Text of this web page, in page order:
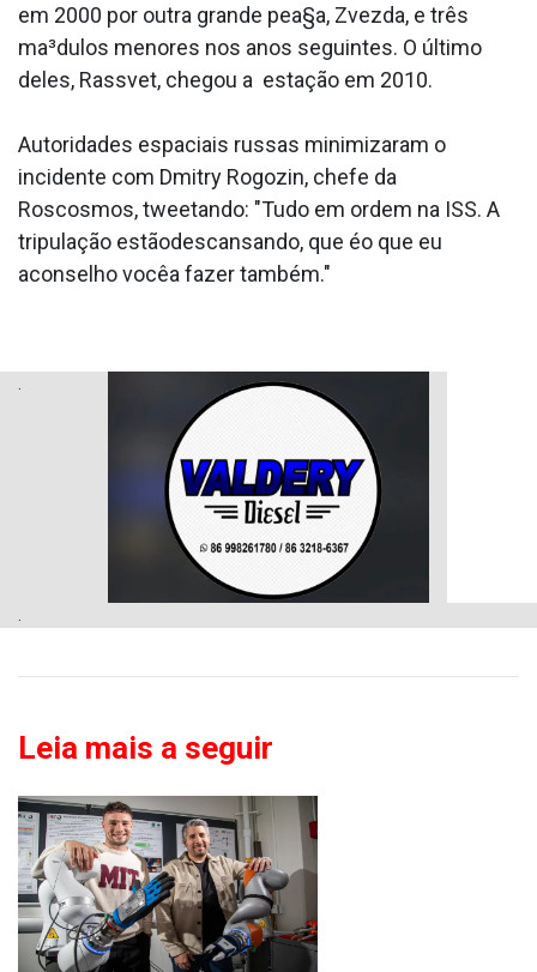
em 2000 por outra grande pea§a, Zvezda, e três
ma³dulos menores nos anos seguintes. O último
deles, Rassvet, chegou a estação em 2010.
Autoridades espaciais russas minimizaram o
incidente com Dmitry Rogozin, chefe da
Roscosmos, tweetando: "Tudo em ordem na ISS. A
tripulação estãodescansando, que éo que eu
aconselho vocêa fazer também."
Leia mais a seguir